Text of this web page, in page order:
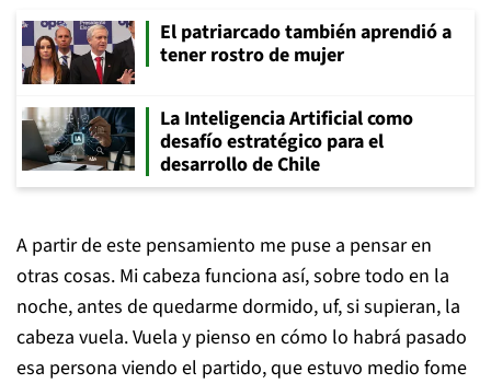
El patriarcado también aprendió a
tener rostro de mujer
La Inteligencia Artificial como
desafío estratégico para el
desarrollo de Chile
A partir de este pensamiento me puse a pensar en
otras cosas. Mi cabeza funciona así, sobre todo en la
noche, antes de quedarme dormido, uf, si supieran, la
cabeza vuela. Vuela y pienso en cómo lo habrá pasado
esa persona viendo el partido, que estuvo medio fome